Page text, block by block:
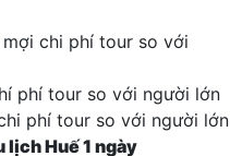
chi phí tour so với
phí tour so với người lớn
phí tour so với người lớn
lịch Huế 1 ngày